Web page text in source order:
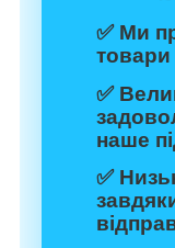
✅ Ми
товари
✅
наше
✅